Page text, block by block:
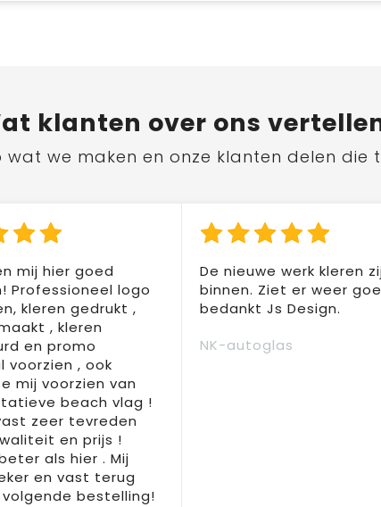
klanten over ons
wat we maken en onze klanten delen die
mij hier goed
Professioneel logo
kleren gedrukt ,
, kleren
en promo
voorzien , ook
mij voorzien van
beach vlag !
zeer tevreden
en prijs !
als hier . Mij
en vast terug
bestelling!
De nieuwe werk kleren
binnen. Ziet er weer
bedankt Js Design.
NK-autoglas